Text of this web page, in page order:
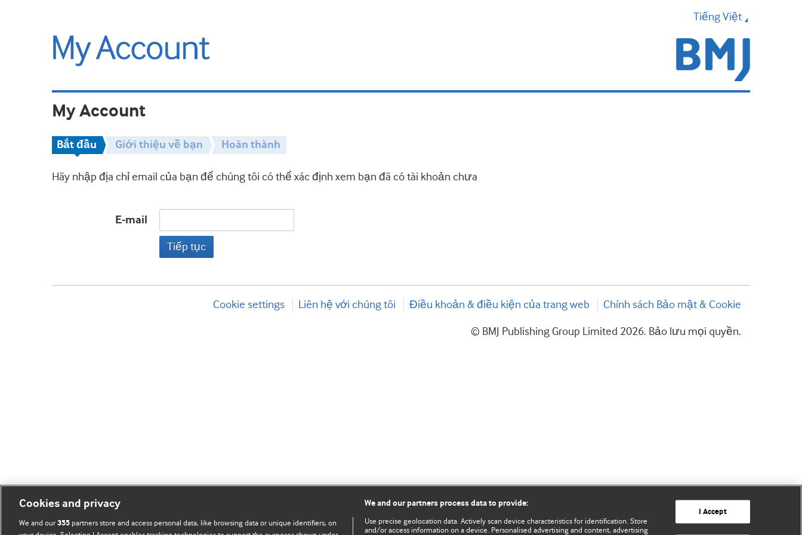
Tiếng Việt
My Account
Bắt đầu Giới thiệu về bạn Hoàn thành
Hãy nhập địa chỉ email của bạn để chúng tôi có thể xác định xem bạn đã có tài khoản chưa
E-mail
Tiếp tục
Cookie settings Liên hệ với chúng tôi Điều khoản & điều kiện của trang web Chính sách Bảo mật & Cookie
© BMJ Publishing Group Limited 2026. Bảo lưu mọi quyền.
Cookies and privacy
We and our355 partners store and access personal data, like browsing data or unique identifiers, on
We and our partners process data to provide:
Use precise geolocation data. Actively scan device characteristics for identification. Store
and/or access information on a device. Personalised advertising and content, advertising
I Accept